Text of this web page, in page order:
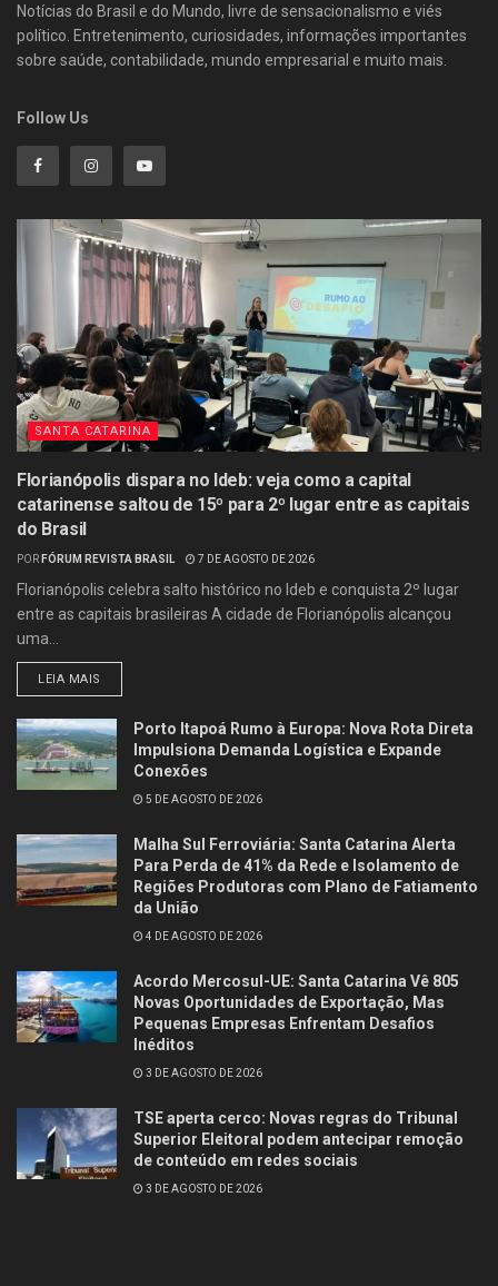
Notícias do Brasil e do Mundo, livre de sensacionalismo e viés
político. Entretenimento, curiosidades, informações importantes
sobre saúde, contabilidade, mundo empresarial e muito mais.
Follow Us
SANTA CATARINA
Florianópolis dispara no Ideb: veja como a capital
catarinense saltou de 15º para 2º lugar entre as capitais
do Brasil
POR FÓRUM REVISTA BRASIL 7 DE AGOSTO DE 2026
Florianópolis celebra salto histórico no Ideb e conquista 2º lugar
entre as capitais brasileiras A cidade de Florianópolis alcançou
uma...
LEIA MAIS
Porto Itapoá Rumo à Europa: Nova Rota Direta
Impulsiona Demanda Logística e Expande
Conexões
5 DE AGOSTO DE 2026
Malha Sul Ferroviária: Santa Catarina Alerta
Para Perda de 41% da Rede e Isolamento de
Regiões Produtoras com Plano de Fatiamento
da União
4 DE AGOSTO DE 2026
Acordo Mercosul-UE: Santa Catarina Vê 805
Novas Oportunidades de Exportação, Mas
Pequenas Empresas Enfrentam Desafios
Inéditos
3 DE AGOSTO DE 2026
TSE aperta cerco: Novas regras do Tribunal
Superior Eleitoral podem antecipar remoção
de conteúdo em redes sociais
3 DE AGOSTO DE 2026